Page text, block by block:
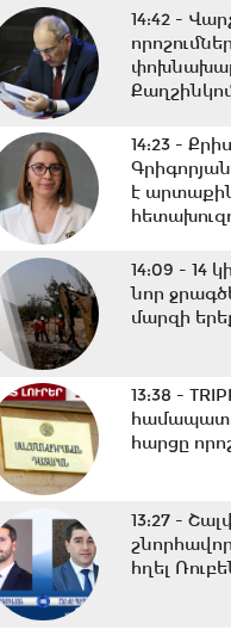
14:42 -
14:23 -
է
14:09 - 14
նոր
մարզի
13:38 -
հարցը
13:27 -
հղել